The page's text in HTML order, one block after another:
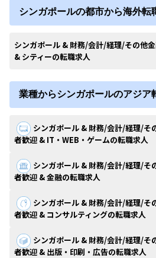
シンガポールの都市から海外転
シンガポール & 財務/会計/経理/その他
& シティーの転職求人
業種からシンガポールのアジア
シンガポール & 財務/会計/経理/そ
者歓迎 & IT・WEB・ゲームの転職求人
シンガポール & 財務/会計/経理/そ
者歓迎 & 金融の転職求人
シンガポール & 財務/会計/経理/そ
者歓迎 & コンサルティングの転職求人
シンガポール & 財務/会計/経理/そ
者歓迎 & 出版・印刷・広告の転職求人